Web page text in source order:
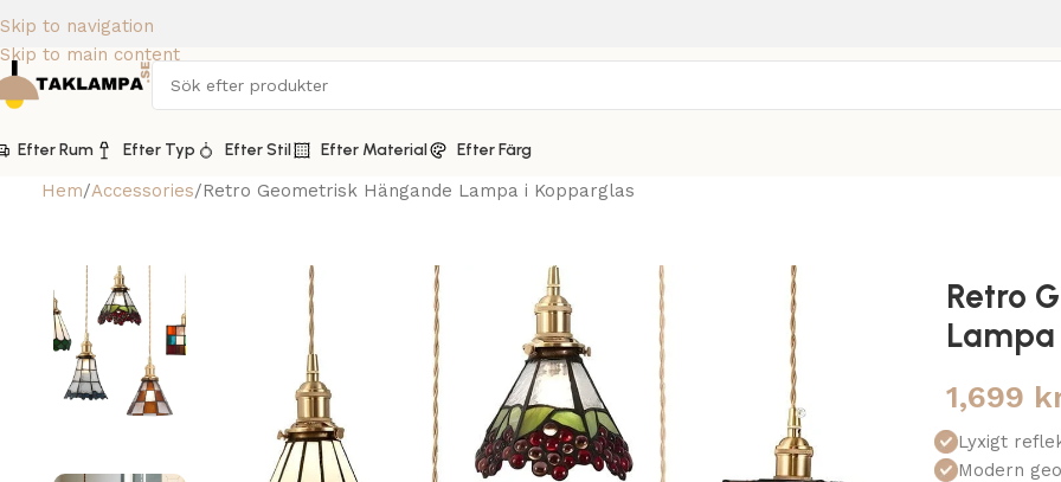
Skip to navigation
Skip to main content
Efter Rum Efter Typ Efter Stil Efter Material Efter Färg
Hem Accessories Retro Geometrisk Hängande Lampa i Kopparglas
Retro
1,699
Lyxigt
Modern